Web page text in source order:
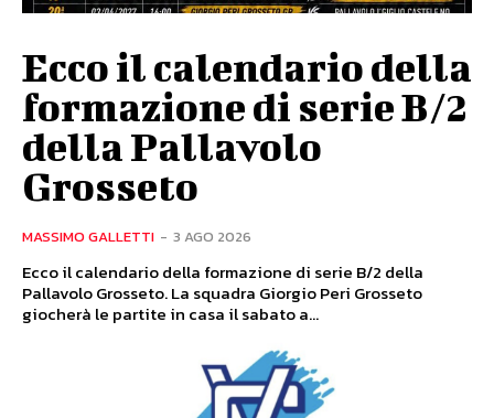
Ecco il calendario della
formazione di serie B/2
della Pallavolo
Grosseto
MASSIMO GALLETTI - 3 AGO 2026
Ecco il calendario della formazione di serie B/2 della
Pallavolo Grosseto. La squadra Giorgio Peri Grosseto
giocherà le partite in casa il sabato a...